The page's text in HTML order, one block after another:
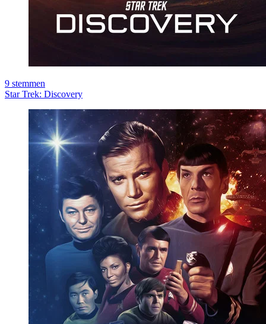
9 stemmen
Star Trek: Discovery